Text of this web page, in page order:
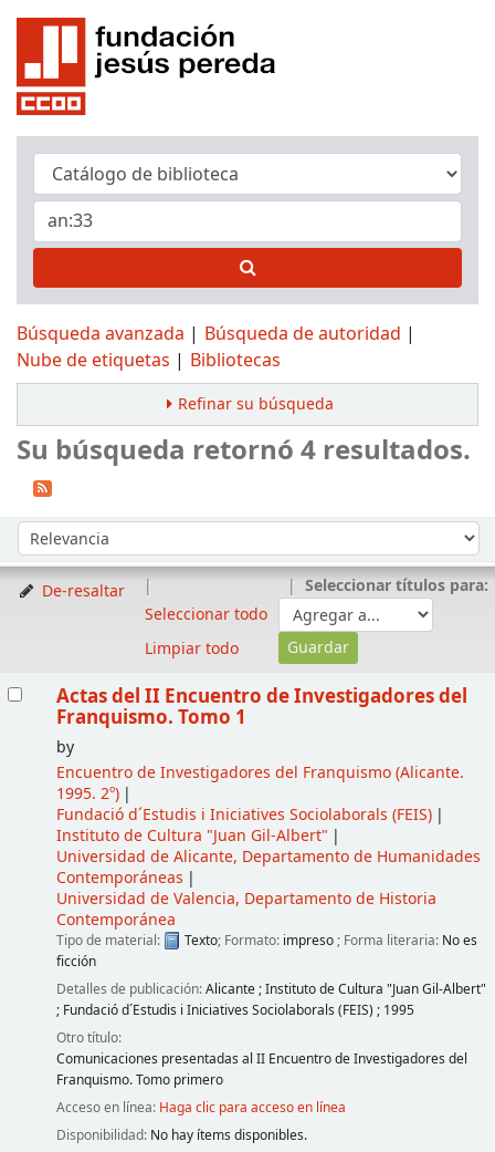
Búsqueda avanzada
Búsqueda de autoridad
Nube de etiquetas
Bibliotecas
Refinar su búsqueda
Su búsqueda retornó 4 resultados.
Ordenar por:
De-resaltar
Seleccionar todo
Limpiar todo
Seleccionar títulos para:
Actas del II Encuentro de Investigadores del
Franquismo. Tomo 1
by
Encuentro de Investigadores del Franquismo(Alicante.
1995. 2º)
Fundació d´Estudis i Iniciatives Sociolaborals (FEIS)
Instituto de Cultura "Juan Gil-Albert"
Universidad de Alicante, Departamento de Humanidades
Contemporáneas
Universidad de Valencia, Departamento de Historia
Contemporánea
Tipo de material: Texto; Formato: impreso ; Forma literaria: No es
ficción
Detalles de publicación:Alicante;Instituto de Cultura "Juan Gil-Albert"
; Fundació d´Estudis i Iniciatives Sociolaborals (FEIS) ; 1995
Otro título:
Comunicaciones presentadas al II Encuentro de Investigadores del
Franquismo. Tomo primero
Acceso en línea: Haga clic para acceso en línea
Disponibilidad: No hay ítems disponibles.